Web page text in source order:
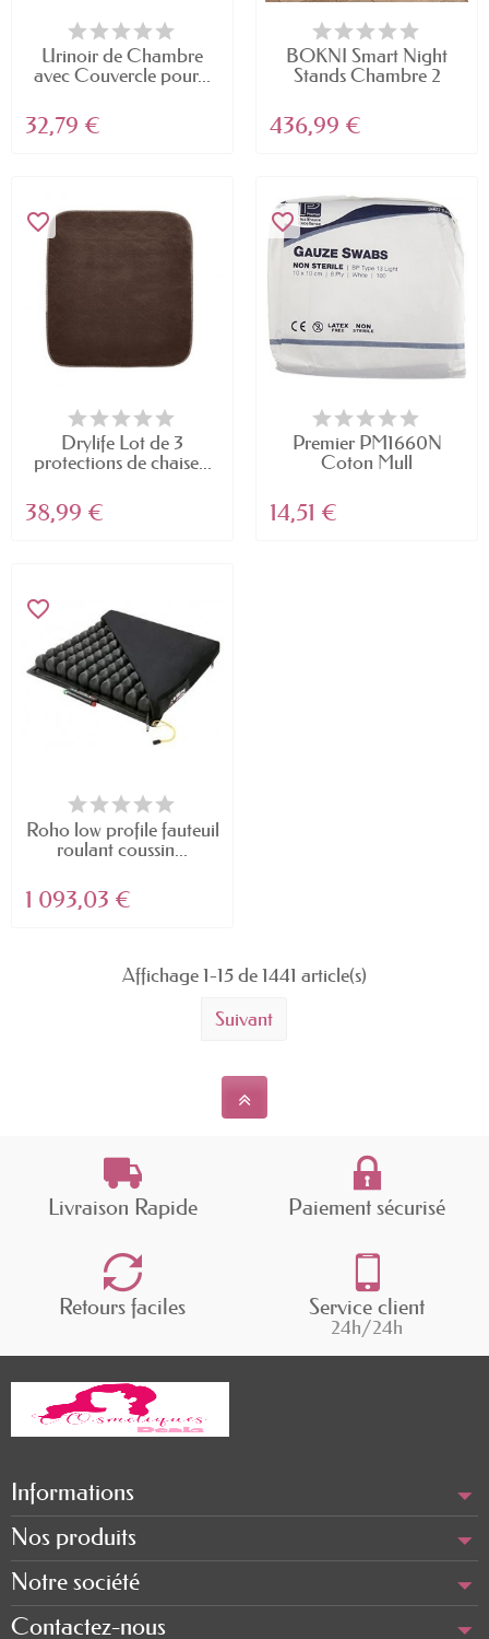
Urinoir de Chambre
avec Couvercle pour...
32,79 €
BOKNI Smart Night
Stands Chambre 2
436,99 €
favorite_border
Drylife Lot de 3
protections de chaise...
38,99 €
favorite_border
Premier PM1660N
Coton Mull
14,51 €
favorite_border
Roho low profile fauteuil
roulant coussin...
1 093,03 €
Affichage 1-15 de 1441 article(s)
Suivant
Livraison Rapide Paiement sécurisé
Retours faciles Service client
24h/24h
Informations
Nos produits
Notre société
Contactez-nous